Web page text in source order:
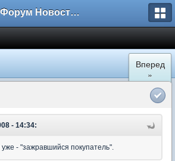
Форум Новостройки
Вперед
»
- 14:34:
уже - "зажравшийся покупатель".